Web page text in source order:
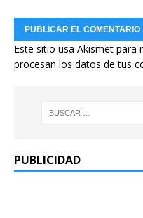
Este sitio usa Akismet para
procesan los datos de tus
PUBLICIDAD